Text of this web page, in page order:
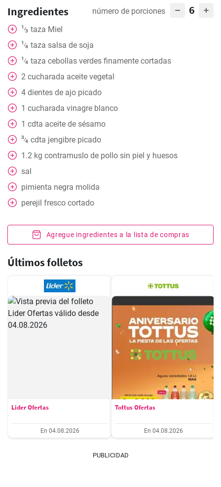
Ingredientes número de porciones 6
1⁄3 taza Miel
1⁄4 taza salsa de soja
1⁄4 taza cebollas verdes finamente cortadas
2 cucharada aceite vegetal
4 dientes de ajo picado
1 cucharada vinagre blanco
1 cdta aceite de sésamo
3⁄4 cdta jengibre picado
1.2 kg contramuslo de pollo sin piel y huesos
sal
pimienta negra molida
perejil fresco cortado
Agregue ingredientes a la lista de compras
Últimos folletos
Lider Ofertas
En 04.08.2026
Tottus Ofertas
En 04.08.2026
PUBLICIDAD